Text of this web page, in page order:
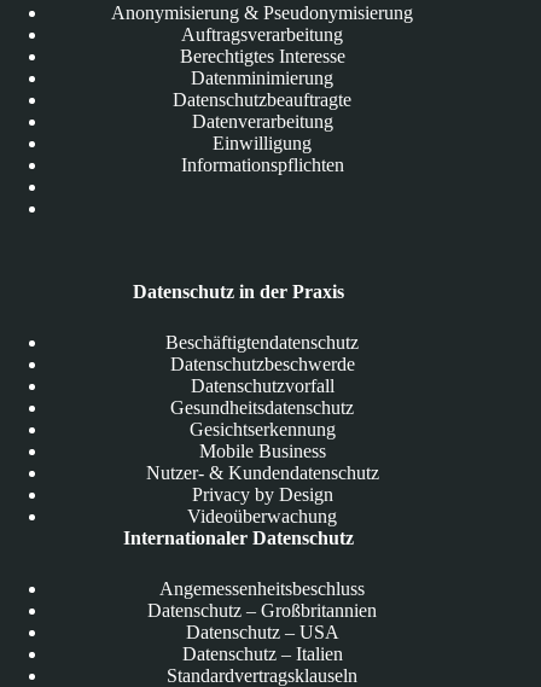
Anonymisierung & Pseudonymisierung
Auftragsverarbeitung
Berechtigtes Interesse
Datenminimierung
Datenschutzbeauftragte
Datenverarbeitung
Einwilligung
Informationspflichten
Datenschutz in der Praxis
Beschäftigtendatenschutz
Datenschutzbeschwerde
Datenschutzvorfall
Gesundheitsdatenschutz
Gesichtserkennung
Mobile Business
Nutzer- & Kundendatenschutz
Privacy by Design
Videoüberwachung
Internationaler Datenschutz
Angemessenheitsbeschluss
Datenschutz – Großbritannien
Datenschutz – USA
Datenschutz – Italien
Standardvertragsklauseln